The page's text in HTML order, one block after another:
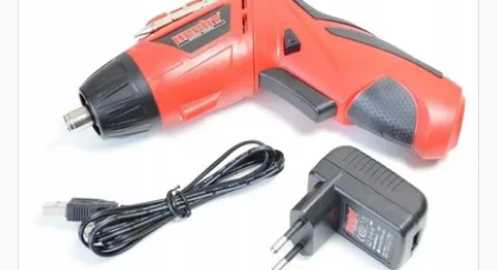
Öntözéstechnika
Szivattyú
Magasnyomású
Seprőgép
légkondícionálók